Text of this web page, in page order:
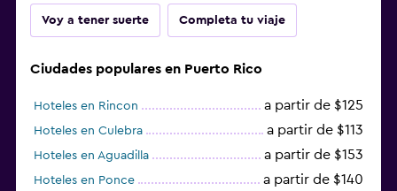
Voy a tener suerte Completa tu viaje
Ciudades populares en Puerto Rico
Hoteles en Rincon a partir de $125
Hoteles en Culebra a partir de $113
Hoteles en Aguadilla a partir de $153
Hoteles en Ponce a partir de $140